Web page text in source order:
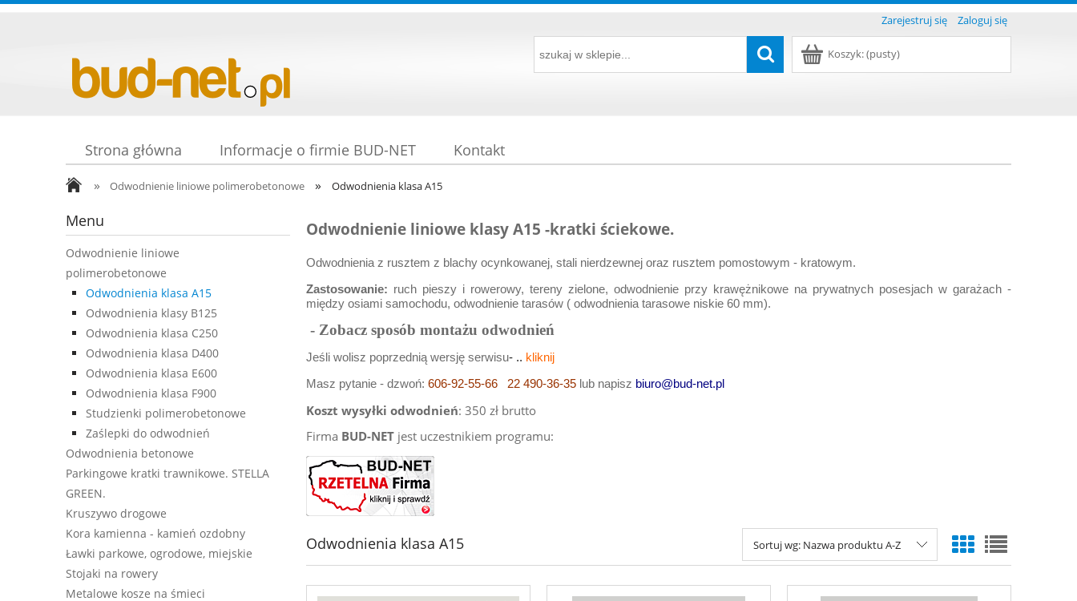
Zarejestruj się Zaloguj się
Koszyk:(pusty)
Strona główna Informacje o firmie BUD-NET Kontakt
» Odwodnienie liniowe polimerobetonowe » Odwodnienia klasa A15
Menu
Odwodnienie liniowe
polimerobetonowe
Odwodnienia klasa A15
Odwodnienia klasy B125
Odwodnienia klasa C250
Odwodnienia klasa D400
Odwodnienia klasa E600
Odwodnienia klasa F900
Studzienki polimerobetonowe
Zaślepki do odwodnień
Odwodnienia betonowe
Parkingowe kratki trawnikowe. STELLA
GREEN.
Kruszywo drogowe
Kora kamienna - kamień ozdobny
Ławki parkowe, ogrodowe, miejskie
Stojaki na rowery
Metalowe kosze na śmieci
Odwodnienie liniowe klasy A15 -kratki ściekowe.
Odwodnienia z rusztem z blachy ocynkowanej, stali nierdzewnej oraz rusztem pomostowym - kratowym.
Zastosowanie: ruch pieszy i rowerowy, tereny zielone, odwodnienie przy krawężnikowe na prywatnych posesjach w garażach -
między osiami samochodu, odwodnienie tarasów ( odwodnienia tarasowe niskie 60 mm).
- Zobacz sposób montażu odwodnień
Jeśli wolisz poprzednią wersję serwisu- .. kliknij
Masz pytanie - dzwoń: 606-92-55-66 22 490-36-35 lub napisz biuro@bud-net.pl
Koszt wysyłki odwodnień: 350 zł brutto
Firma BUD-NET jest uczestnikiem programu:
Odwodnienia klasa A15 Sortuj wg: Nazwa produktu A-Z